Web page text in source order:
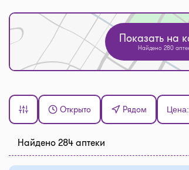
Показать на
Найдено 280
Открыто Рядом Цена:
Найдено 284 аптеки